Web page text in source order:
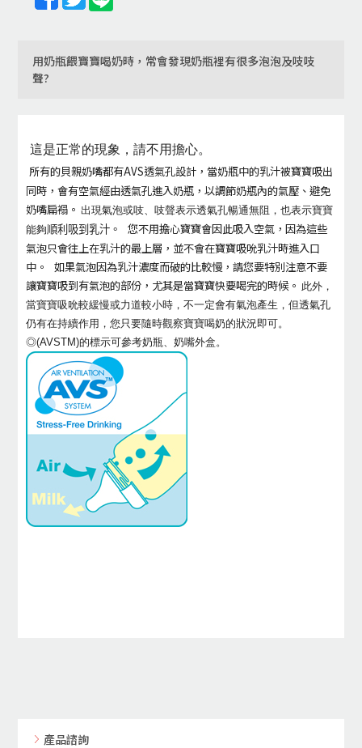
用奶瓶餵寶寶喝奶時，常會發現奶瓶裡有很多泡泡及吱吱
聲?
這是正常的現象，請不用擔心。
所有的貝親奶嘴都有AVS透氣孔設計，當奶瓶中的乳汁被寶寶吸出
同時，會有空氣經由透氣孔進入奶瓶，以調節奶瓶內的氣壓、避免
奶嘴扁褟。 出現氣泡或吱、吱聲表示透氣孔暢通無阻，也表示寶寶
能夠 順利吸到乳汁。
您不用擔心寶寶會因此吸入空氣，因為這些
氣泡只會往上在乳汁的最上層，並不會在寶寶吸吮乳汁時進入口
中。
如果氣泡因為乳汁濃度而破的比較慢，請您要特別注意不要
讓寶寶吸到有氣泡的部份，尤其是當寶寶快要喝完的時候。 此外，
當寶寶吸吮較緩慢或力道較小時，不一定會有氣泡產生，但透氣孔
仍有在持續作用，您只要隨時觀察寶寶喝奶的狀況即可。
◎(AVSTM)的標示可參考奶瓶、奶嘴外盒。
產品諮詢